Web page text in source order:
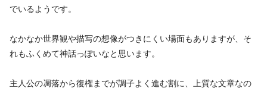
でいるようです。
なかなか世界観や描写の想像がつきにくい場面もありますが、そ
れもふくめて神話っぽいなと思います。
主人公の凋落から復権までが調子よく進む割に、上質な文章なの